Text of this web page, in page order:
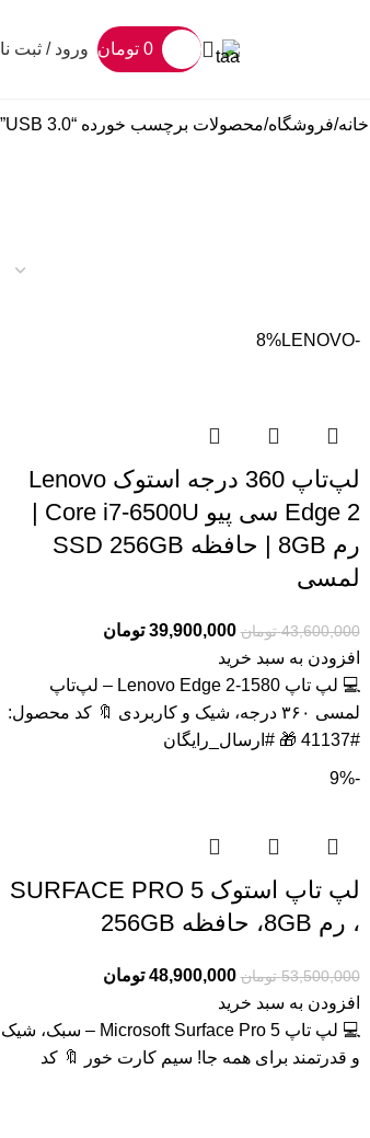
0 تومان ورود / ثبت
خانه فروشگاه محصولات برچسب خورده “USB 3.0”
-8%
LENOVO
لپ‌تاپ 360 درجه استوک Lenovo
Edge 2 سی پیو Core i7-6500U |
رم 8GB | حافظه SSD 256GB
لمسی
43,600,000 تومان 39,900,000 تومان
افزودن به سبد خرید
💻 لپ تاپ Lenovo Edge 2-1580 – لپ‌تاپ
لمسی ۳۶۰ درجه، شیک و کاربردی 🔖 کد محصول:
#41137 🎁 #ارسال_رایگان
-9%
لپ تاپ استوک SURFACE PRO 5
، رم 8GB، حافظه 256GB
53,500,000 تومان 48,900,000 تومان
افزودن به سبد خرید
💻 لپ تاپ Microsoft Surface Pro 5 – سبک، شیک
و قدرتمند برای همه جا! سیم کارت خور 🔖 کد